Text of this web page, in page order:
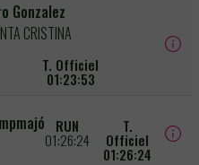
Gonzalez
CRISTINA
T. Officiel
01:23:53
RUN
01:26:24
T.
Officiel
01:26:24